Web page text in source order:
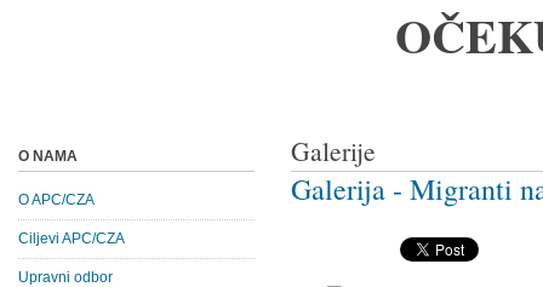
Galerije
Galerija - Migranti
O NAMA
O APC/CZA
Ciljevi APC/CZA
Upravni odbor